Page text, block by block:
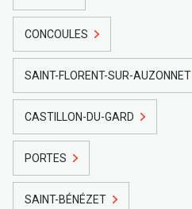
CONCOULES
SAINT-FLORENT-SUR-AUZONNET
CASTILLON-DU-GARD
PORTES
SAINT-BÉNÉZET